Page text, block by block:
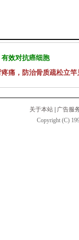
效对抗癌细胞
痛，防治骨质疏松立竿
关于本站
广告服
Copyright (C)